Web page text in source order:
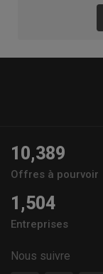
10,389
Offres à pourvoir
1,504
Entreprises
Nous suivre